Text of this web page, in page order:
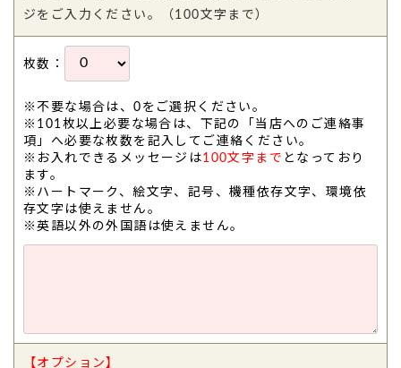
ジをご入力ください。（100文字まで）
枚数：
※不要な場合は、0をご選択ください。
※101枚以上必要な場合は、下記の「当店へのご連絡事
項」へ必要な枚数を記入してご連絡ください。
※お入れできるメッセージは100文字まで となっており
ます。
※ハートマーク、絵文字、記号、機種依存文字、環境依
存文字は使えません。
※英語以外の外国語は使えません。
【オプション】